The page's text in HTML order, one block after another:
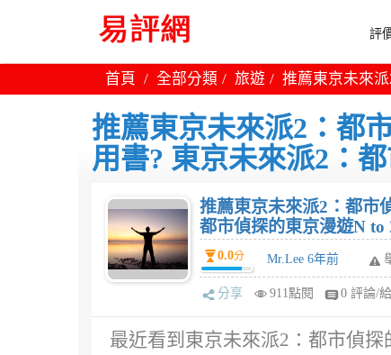
評
首頁 全部分類 旅遊 推薦東京未來
推薦東京未來派2：都
用書? 東京未來派2：
推薦東京未來派2：都市
都市偵探的東京漫遊N to
0.0分 Mr.Lee 6年前
分享 911點閱 0 評論/
最近看到東京未來派2：都市偵